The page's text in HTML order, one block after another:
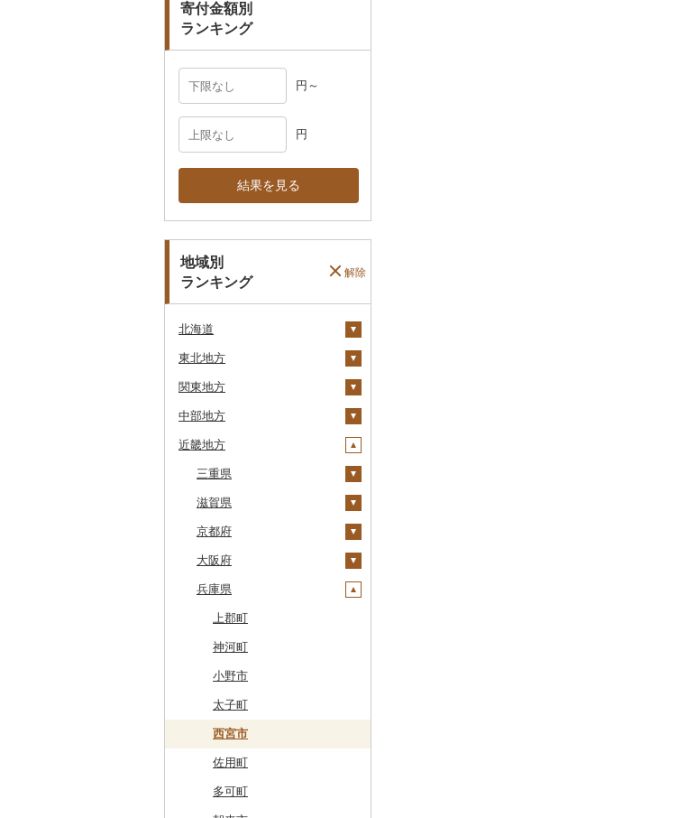
その他雑貨
寄付金額別
ランキング
円～
円
結果を見る
地域別
ランキング
解除
北海道
安平町
八雲町
鹿部町
江差町
白老町
せたな町
旭川市
森町
稚内市
標津町
清里町
北斗市
留萌市
白糠町
釧路町
名寄市
東北地方
青森県
十和田市
大鰐町
南部町
五戸町
藤崎町
六ヶ所村
東北町
三戸町
東通村
黒石市
おいらせ町
鶴田町
階上町
深浦町
岩手県
宮古市
軽米町
岩手町
矢巾町
釜石市
野田村
普代村
一戸町
陸前高田市
紫波町
滝沢市
住田町
葛巻町
宮城県
柴田町
色麻町
丸森町
大衡村
加美町
利府町
白石市
登米市
山元町
名取市
川崎町
村田町
秋田県
大潟村
横手市
能代市
小坂町
仙北市
井川町
潟上市
三種町
藤里町
湯沢市
大館市
山形県
村山市
尾花沢市
上山市
河北町
酒田市
新庄市
長井市
小国町
南陽市
中山町
福島県
天栄村
広野町
鏡石町
須賀川市
小野町
棚倉町
古殿町
昭和村
下郷町
関東地方
茨城県
土浦市
取手市
つくば市
稲敷市
潮来市
五霞町
北茨城市
境町
かすみがうら市
牛久市
常陸太田市
つくばみらい市
下妻市
栃木県
那須塩原市
市貝町
塩谷町
上三川町
佐野市
真岡市
高根沢町
大田原市
栃木市
日光市
小山市
宇都宮市
群馬県
榛東村
下仁田町
玉村町
安中市
川場村
昭和村
甘楽町
明和町
沼田市
桐生市
吉岡町
埼玉県
春日部市
蕨市
戸田市
毛呂山町
久喜市
ふじみ野市
川島町
上里町
川口市
飯能市
千葉県
勝浦市
袖ケ浦市
我孫子市
長柄町
芝山町
八千代市
横芝光町
多古町
白子町
東京都
八王子市
日野市
昭島市
武蔵村山市
葛飾区
小金井市
墨田区
東久留米市
神奈川県
南足柄市
松田町
大井町
中井町
愛川町
山北町
真鶴町
中部地方
新潟県
十日町市
弥彦村
阿賀町
出雲崎町
魚沼市
佐渡市
燕市
南魚沼市
関川村
新発田市
加茂市
小千谷市
富山県
射水市
氷見市
朝日町
高岡市
魚津市
砺波市
入善町
黒部市
立山町
富山県（県庁）
小矢部市
石川県
羽咋市
七尾市
白山市
穴水町
輪島市
中能登町
石川県（県庁）
野々市市
能登町
能美市
福井県
美浜町
小浜市
越前町
若狭町
鯖江市
高浜町
勝山市
福井県（県庁）
越前市
山梨県
富士吉田市
甲斐市
山梨市
富士川町
大月市
富士河口湖町
韮崎市
南アルプス市
長野県
高森町
御代田町
飯田市
青木村
南箕輪村
長野県（県庁）
上松町
岐阜県
養老町
八百津町
池田町
関市
瑞穂市
飛騨市
静岡県
下田市
静岡市
吉田町
函南町
藤枝市
愛知県
清須市
田原市
安城市
北名古屋市
近畿地方
三重県
鈴鹿市
伊賀市
木曽岬町
多気町
松阪市
桑名市
志摩市
明和町
鳥羽市
いなべ市
紀北町
滋賀県
長浜市
高島市
草津市
近江八幡市
竜王町
甲賀市
湖南市
大津市
彦根市
栗東市
京都府
宮津市
伊根町
与謝野町
福知山市
亀岡市
城陽市
久御山町
京丹後市
井手町
大阪府
茨木市
豊能町
枚方市
河内長野市
泉佐野市
交野市
藤井寺市
能勢町
兵庫県
上郡町
神河町
小野市
太子町
西宮市
佐用町
多可町